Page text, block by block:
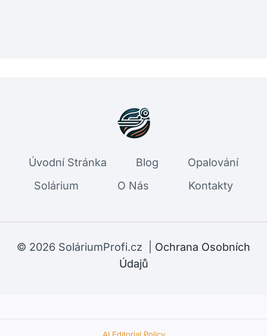
Úvodní Stránka Blog
Opalování
Solárium
O Nás Kontakty
© 2026 SoláriumProfi.cz | Ochrana Osobních
Údajů
AI Editorial Policy